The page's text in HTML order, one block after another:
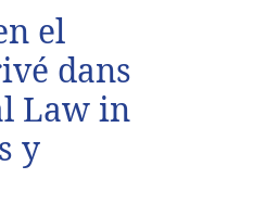
el
dans
Law in
y